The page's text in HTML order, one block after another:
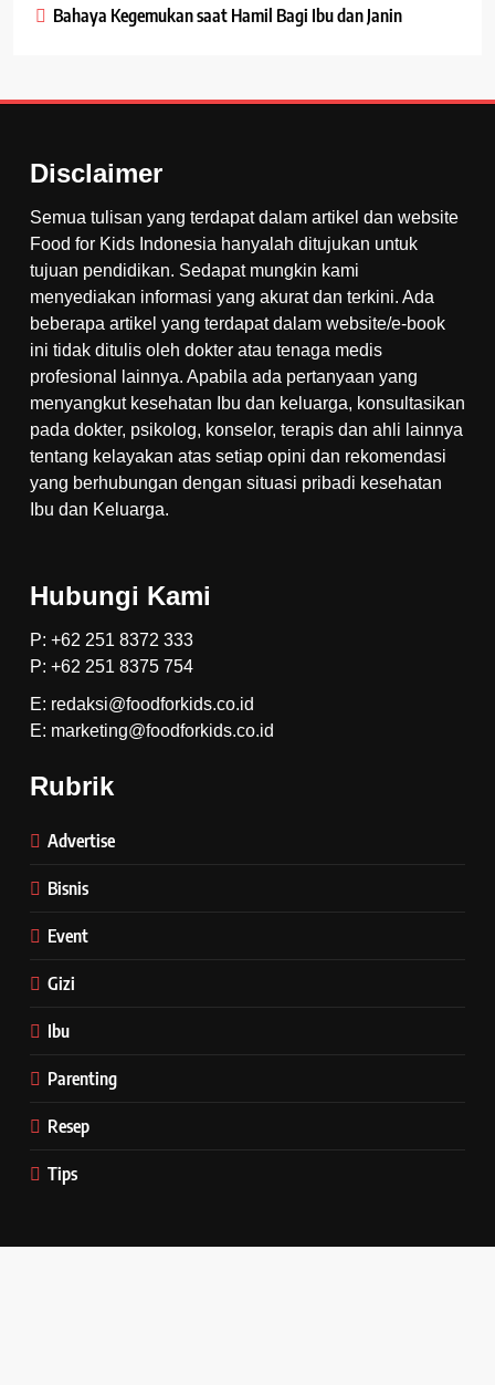
Bahaya Kegemukan saat Hamil Bagi Ibu dan Janin
Disclaimer
Semua tulisan yang terdapat dalam artikel dan website
Food for Kids Indonesia hanyalah ditujukan untuk
tujuan pendidikan. Sedapat mungkin kami
menyediakan informasi yang akurat dan terkini. Ada
beberapa artikel yang terdapat dalam website/e-book
ini tidak ditulis oleh dokter atau tenaga medis
profesional lainnya. Apabila ada pertanyaan yang
menyangkut kesehatan Ibu dan keluarga, konsultasikan
pada dokter, psikolog, konselor, terapis dan ahli lainnya
tentang kelayakan atas setiap opini dan rekomendasi
yang berhubungan dengan situasi pribadi kesehatan
Ibu dan Keluarga.
Hubungi Kami
P: +62 251 8372 333
P: +62 251 8375 754
E: redaksi@foodforkids.co.id
E: marketing@foodforkids.co.id
Rubrik
Advertise
Bisnis
Event
Gizi
Ibu
Parenting
Resep
Tips